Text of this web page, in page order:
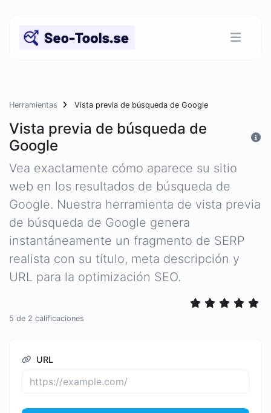
Herramientas Vista previa de búsqueda de Google
Vista previa de búsqueda de
Google
Vea exactamente cómo aparece su sitio
web en los resultados de búsqueda de
Google. Nuestra herramienta de vista previa
de búsqueda de Google genera
instantáneamente un fragmento de SERP
realista con su título, meta descripción y
URL para la optimización SEO.
5 de 2 calificaciones
URL